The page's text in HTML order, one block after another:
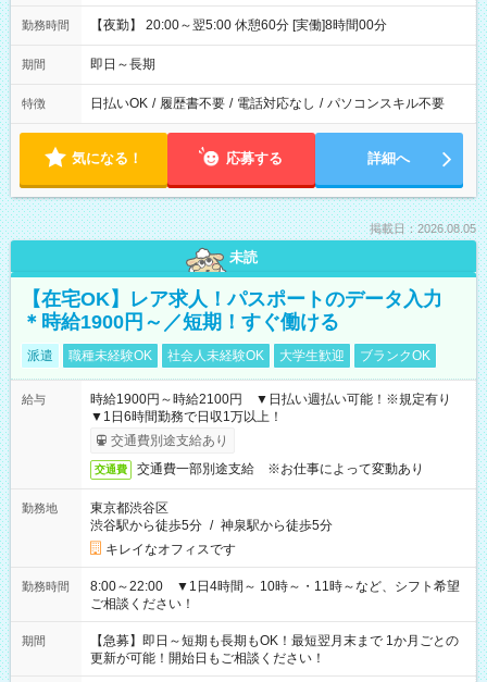
勤務時間 【夜勤】 20:00～翌5:00 休憩60分 [実働]8時間00分
期間 即日～長期
特徴 日払いOK / 履歴書不要 / 電話対応なし / パソコンスキル不要
気になる！ 応募する 詳細へ
掲載日：2026.08.05
未読
【在宅OK】レア求人！パスポートのデータ入力
＊時給1900円～／短期！すぐ働ける
派遣 職種未経験OK 社会人未経験OK 大学生歓迎 ブランクOK
給与
時給1900円～時給2100円 ▼日払い週払い可能！※規定有り
▼1日6時間勤務で日収1万以上！
交通費別途支給あり
交通費 交通費一部別途支給 ※お仕事によって変動あり
勤務地
東京都渋谷区
渋谷駅から徒歩5分 / 神泉駅から徒歩5分
キレイなオフィスです
勤務時間
8:00～22:00 ▼1日4時間～ 10時～・11時～など、シフト希望
ご相談ください！
期間
【急募】即日～短期も長期もOK！最短翌月末まで 1か月ごとの
更新が可能！開始日もご相談ください！